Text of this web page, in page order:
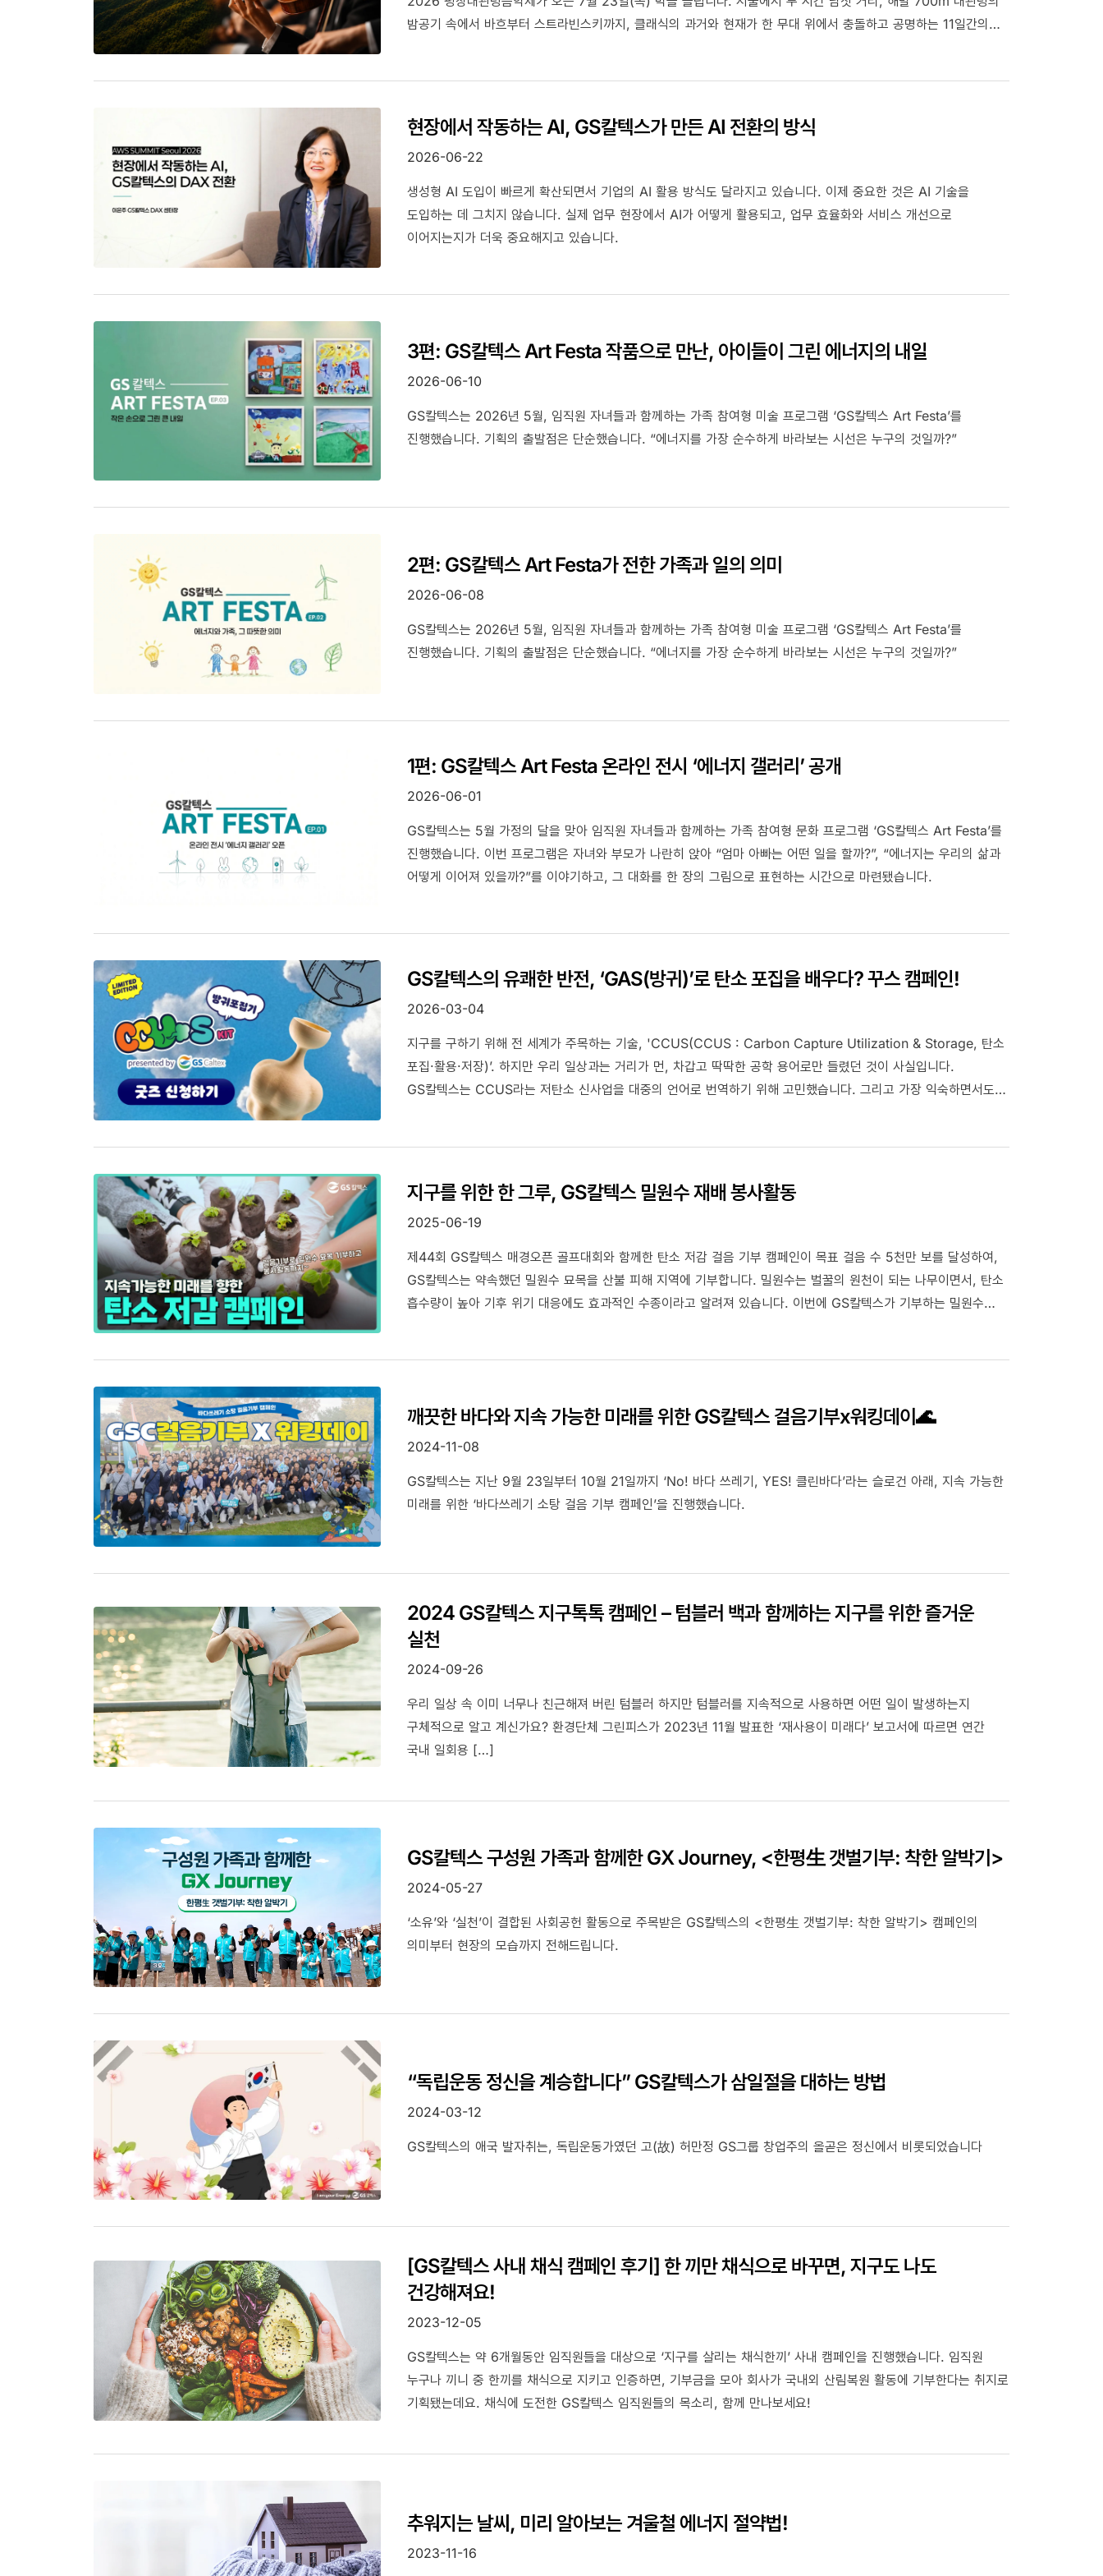
밤공기 속에서 바흐부터 스트라빈스키까지, 클래식의 과거와 현재가 한 무대 위에서 충돌하고 공명하는 11일간의
현장에서 작동하는 AI, GS칼텍스가 만든 AI 전환의 방식
2026-06-22
생성형 AI 도입이 빠르게 확산되면서 기업의 AI 활용 방식도 달라지고 있습니다. 이제 중요한 것은 AI 기술을
도입하는 데 그치지 않습니다. 실제 업무 현장에서 AI가 어떻게 활용되고, 업무 효율화와 서비스 개선으로
이어지는지가 더욱 중요해지고 있습니다.
3편: GS칼텍스 Art Festa 작품으로 만난, 아이들이 그린 에너지의 내일
2026-06-10
GS칼텍스는 2026년 5월, 임직원 자녀들과 함께하는 가족 참여형 미술 프로그램 ‘GS칼텍스 Art Festa’를
진행했습니다. 기획의 출발점은 단순했습니다. “에너지를 가장 순수하게 바라보는 시선은 누구의 것일까?”
2편: GS칼텍스 Art Festa가 전한 가족과 일의 의미
2026-06-08
GS칼텍스는 2026년 5월, 임직원 자녀들과 함께하는 가족 참여형 미술 프로그램 ‘GS칼텍스 Art Festa’를
진행했습니다. 기획의 출발점은 단순했습니다. “에너지를 가장 순수하게 바라보는 시선은 누구의 것일까?”
1편: GS칼텍스 Art Festa 온라인 전시 ‘에너지 갤러리’ 공개
2026-06-01
GS칼텍스는 5월 가정의 달을 맞아 임직원 자녀들과 함께하는 가족 참여형 문화 프로그램 ‘GS칼텍스 Art Festa’를
진행했습니다. 이번 프로그램은 자녀와 부모가 나란히 앉아 “엄마 아빠는 어떤 일을 할까?”, “에너지는 우리의 삶과
어떻게 이어져 있을까?”를 이야기하고, 그 대화를 한 장의 그림으로 표현하는 시간으로 마련됐습니다.
GS칼텍스의 유쾌한 반전, ‘GAS(방귀)’로 탄소 포집을 배우다? 꾸스 캠페인!
2026-03-04
지구를 구하기 위해 전 세계가 주목하는 기술, 'CCUS(CCUS : Carbon Capture Utilization & Storage, 탄소
포집·활용·저장)’. 하지만 우리 일상과는 거리가 먼, 차갑고 딱딱한 공학 용어로만 들렸던 것이 사실입니다.
GS칼텍스는 CCUS라는 저탄소 신사업을 대중의 언어로 번역하기 위해 고민했습니다. 그리고 가장 익숙하면서도
지구를 위한 한 그루, GS칼텍스 밀원수 재배 봉사활동
2025-06-19
제44회 GS칼텍스 매경오픈 골프대회와 함께한 탄소 저감 걸음 기부 캠페인이 목표 걸음 수 5천만 보를 달성하여,
GS칼텍스는 약속했던 밀원수 묘목을 산불 피해 지역에 기부합니다. 밀원수는 벌꿀의 원천이 되는 나무이면서, 탄소
흡수량이 높아 기후 위기 대응에도 효과적인 수종이라고 알려져 있습니다. 이번에 GS칼텍스가 기부하는 밀원수
깨끗한 바다와 지속 가능한 미래를 위한 GS칼텍스 걸음기부x워킹데이🌊
2024-11-08
GS칼텍스는 지난 9월 23일부터 10월 21일까지 ‘No! 바다 쓰레기, YES! 클린바다’라는 슬로건 아래, 지속 가능한
미래를 위한 ‘바다쓰레기 소탕 걸음 기부 캠페인’을 진행했습니다.
2024 GS칼텍스 지구톡톡 캠페인 – 텀블러 백과 함께하는 지구를 위한 즐거운
실천
2024-09-26
우리 일상 속 이미 너무나 친근해져 버린 텀블러 하지만 텀블러를 지속적으로 사용하면 어떤 일이 발생하는지
구체적으로 알고 계신가요? 환경단체 그린피스가 2023년 11월 발표한 ‘재사용이 미래다’ 보고서에 따르면 연간
국내 일회용 […]
GS칼텍스 구성원 가족과 함께한 GX Journey, <한평生 갯벌기부: 착한 알박기>
2024-05-27
‘소유’와 ‘실천’이 결합된 사회공헌 활동으로 주목받은 GS칼텍스의 <한평生 갯벌기부: 착한 알박기> 캠페인의
의미부터 현장의 모습까지 전해드립니다.
“독립운동 정신을 계승합니다” GS칼텍스가 삼일절을 대하는 방법
2024-03-12
GS칼텍스의 애국 발자취는, 독립운동가였던 고(故) 허만정 GS그룹 창업주의 올곧은 정신에서 비롯되었습니다
[GS칼텍스 사내 채식 캠페인 후기] 한 끼만 채식으로 바꾸면, 지구도 나도
건강해져요!
2023-12-05
GS칼텍스는 약 6개월동안 임직원들을 대상으로 ‘지구를 살리는 채식한끼’ 사내 캠페인을 진행했습니다. 임직원
누구나 끼니 중 한끼를 채식으로 지키고 인증하면, 기부금을 모아 회사가 국내외 산림복원 활동에 기부한다는 취지로
기획됐는데요. 채식에 도전한 GS칼텍스 임직원들의 목소리, 함께 만나보세요!
추워지는 날씨, 미리 알아보는 겨울철 에너지 절약법!
2023-11-16